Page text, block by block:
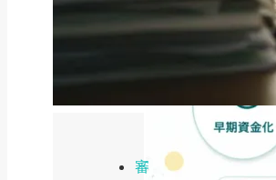
審